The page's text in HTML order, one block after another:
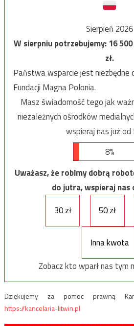
Sierpień 2026
W sierpniu potrzebujemy:16 500
zł.
Państwa wsparcie jest niezbędne
Fundacji Magna Polonia.
Masz świadomość tego jak
niezależnych ośrodków
wspieraj nas już od
8%
Uważasz, że robimy dobrą
do jutra, wspieraj nas
30 zł
50 zł
Inna kwota
Zobacz kto wparł nas tym
Dziękujemy za pomoc prawną
https://kancelaria-litwin.pl